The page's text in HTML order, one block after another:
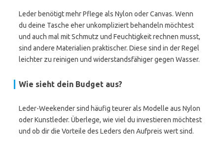
Leder benötigt mehr Pflege als Nylon oder Canvas. Wenn
du deine Tasche eher unkompliziert behandeln möchtest
und auch mal mit Schmutz und Feuchtigkeit rechnen musst,
sind andere Materialien praktischer. Diese sind in der Regel
leichter zu reinigen und widerstandsfähiger gegen Wasser.
Wie sieht dein Budget aus?
Leder-Weekender sind häufig teurer als Modelle aus Nylon
oder Kunstleder. Überlege, wie viel du investieren möchtest
und ob dir die Vorteile des Leders den Aufpreis wert sind.